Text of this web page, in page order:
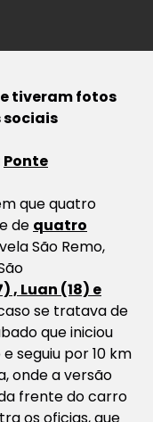
tiveram fotos
sociais
Ponte
que quatro
de quatro
São Remo,
, Luan (18) e
se tratava de
que iniciou
seguiu por 10 km
onde a versão
frente do carro
os oficias, que